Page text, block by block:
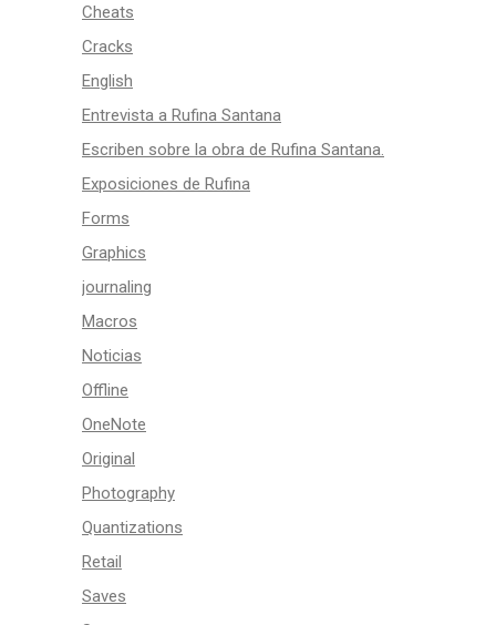
Cheats
Cracks
English
Entrevista a Rufina Santana
Escriben sobre la obra de Rufina Santana.
Exposiciones de Rufina
Forms
Graphics
journaling
Macros
Noticias
Offline
OneNote
Original
Photography
Quantizations
Retail
Saves